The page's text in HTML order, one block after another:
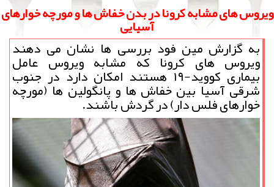
ویروس های مشابه كرونا در بدن خفاش ها و مورچه خوارهای
آسیایی
به گزارش مین فود بررسی ها نشان می دهند
ویروس های کرونا که مشابه ویروس عامل
بیماری کووید-۱۹ هستند امکان دارد در جنوب
شرقی آسیا بین خفاش ها و پانگولین ها (مورچه
خوارهای فلس دار) در گردش باشند.